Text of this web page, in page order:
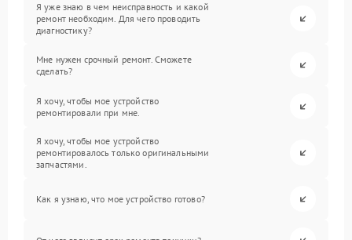
Я уже знаю в чем неисправность и какой
ремонт необходим. Для чего проводить
диагностику?
Мне нужен срочный ремонт. Сможете
сделать?
Я хочу, чтобы мое устройство
ремонтировали при мне.
Я хочу, чтобы мое устройство
ремонтировалось только оригинальными
запчастями.
Как я узнаю, что мое устройство готово?